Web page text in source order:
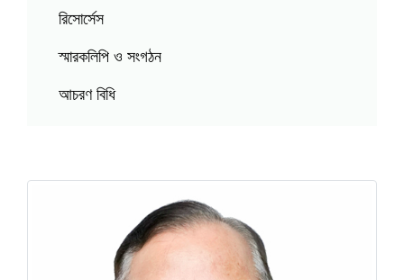
রিসোর্সেস
স্মারকলিপি ও সংগঠন
আচরণ বিধি